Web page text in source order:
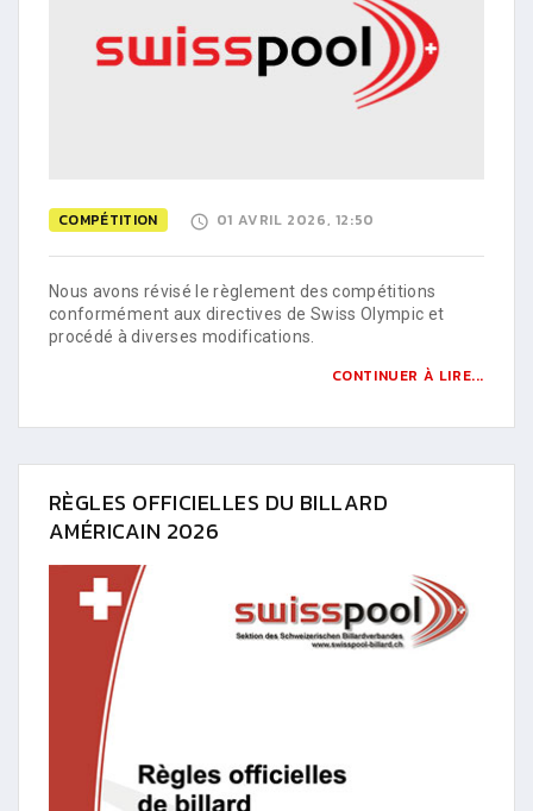
COMPÉTITION 01 AVRIL 2026, 12:50
Nous avons révisé le règlement des compétitions
conformément aux directives de Swiss Olympic et
procédé à diverses modifications.
CONTINUER À LIRE...
RÈGLES OFFICIELLES DU BILLARD
AMÉRICAIN 2026